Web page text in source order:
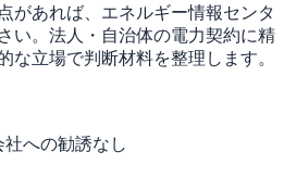
があれば、エネルギー情報センタ
い。法人・自治体の電力契約に精
な立場で判断材料を整理します。
への勧誘なし